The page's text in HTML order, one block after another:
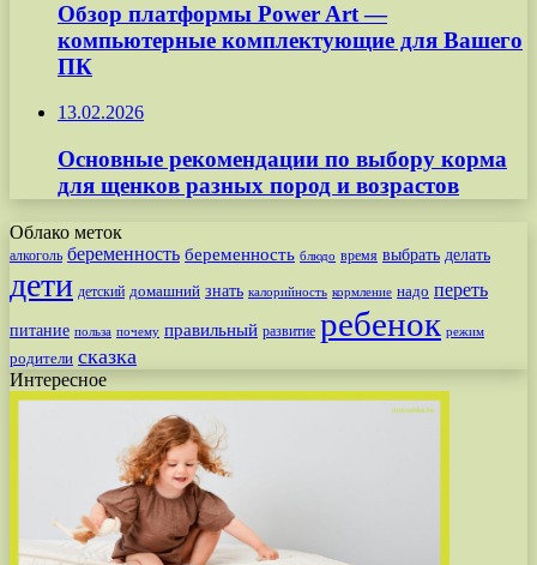
Обзор платформы Power Art —
компьютерные комплектующие для Вашего
ПК
13.02.2026
Основные рекомендации по выбору корма
для щенков разных пород и возрастов
Облако меток
алкоголь беременность беременность блюдо время выбрать делать
дети детский домашний знать калорийность кормление надо переть
питание польза почему правильный развитие ребенок режим
родители сказка
Интересное